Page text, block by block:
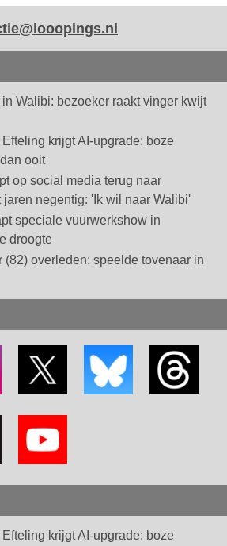
Walibi: bezoeker raakt vinger kwijt
krijgt AI-upgrade: boze
ooit
op social media terug naar
negentig: 'Ik wil naar Walibi'
speciale vuurwerkshow in
droogte
(82) overleden: speelde tovenaar in
krijgt AI-upgrade: boze